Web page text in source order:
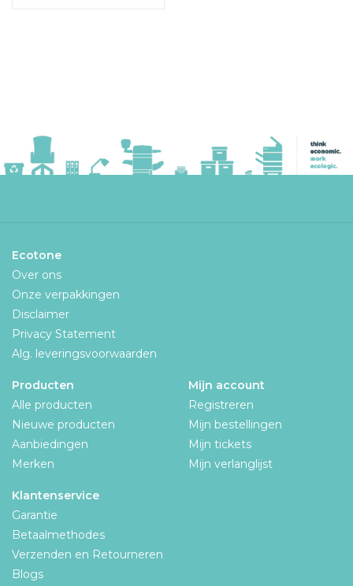
Ecotone
Over ons
Onze verpakkingen
Disclaimer
Privacy Statement
Alg. leveringsvoorwaarden
Producten
Alle producten
Nieuwe producten
Aanbiedingen
Merken
Mijn account
Registreren
Mijn bestellingen
Mijn tickets
Mijn verlanglijst
Klantenservice
Garantie
Betaalmethodes
Verzenden en Retourneren
Blogs